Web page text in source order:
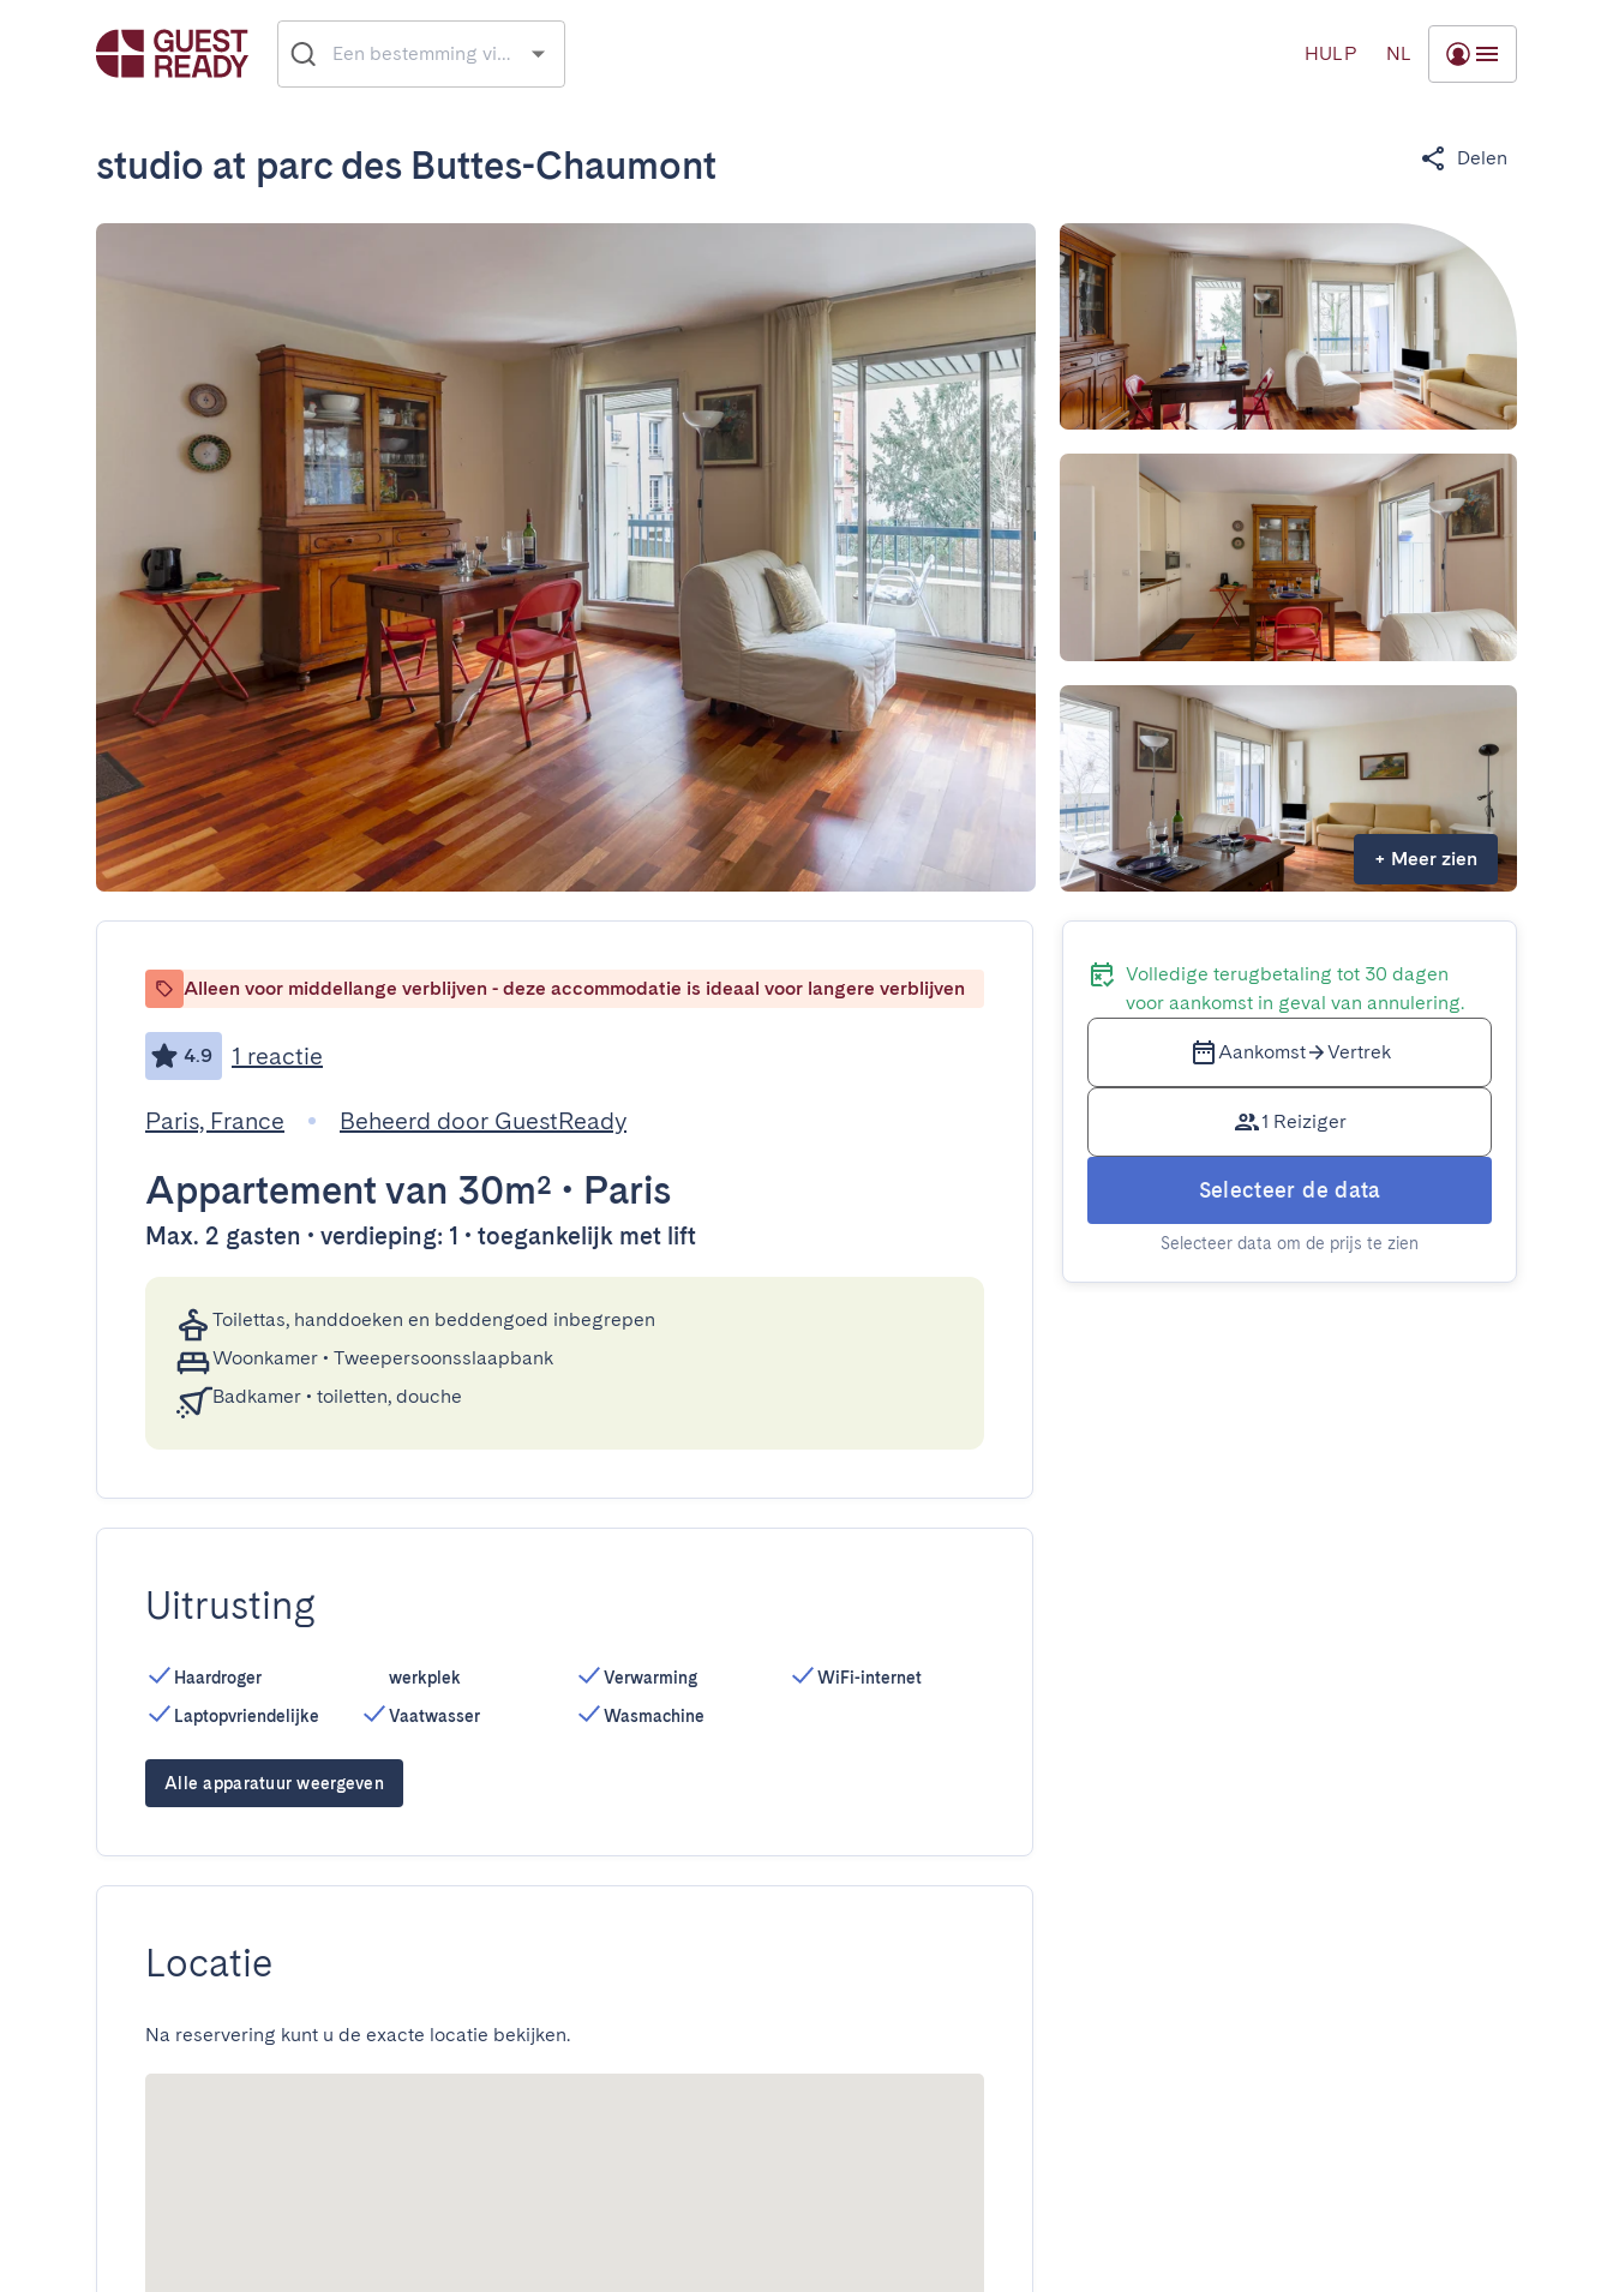
HULP NL
studio at parc des Buttes-Chaumont Delen
+ Meer zien
Alleen voor middellange verblijven - deze accommodatie is ideaal voor langere verblijven
4.9 1 reactie
Paris, France Beheerd door GuestReady
Appartement van 30m² • Paris
Max. 2 gasten • verdieping: 1 • toegankelijk met lift
Toilettas, handdoeken en beddengoed inbegrepen
Woonkamer • Tweepersoonsslaapbank
Badkamer • toiletten, douche
Uitrusting
Haardroger
Laptopvriendelijke
werkplek
Vaatwasser
Verwarming
Wasmachine
WiFi-internet
Alle apparatuur weergeven
Locatie
Na reservering kunt u de exacte locatie bekijken.
Volledige terugbetaling tot 30 dagen
voor aankomst in geval van annulering.
Aankomst Vertrek
1 Reiziger
Selecteer de data
Selecteer data om de prijs te zien